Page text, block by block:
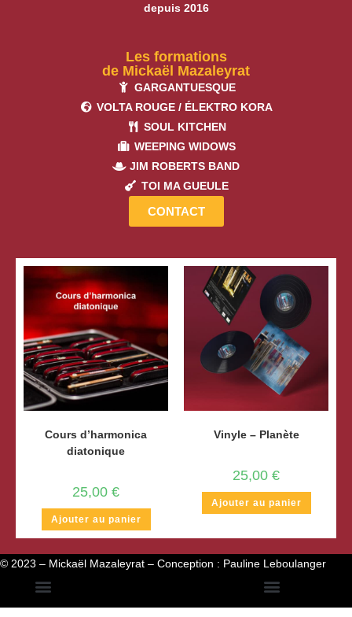
depuis 2016
Les formations
de Mickaël Mazaleyrat
GARGANTUESQUE
VOLTA ROUGE / ÉLEKTRO KORA
SOUL KITCHEN
WEEPING WIDOWS
JIM ROBERTS BAND
TOI MA GUEULE
CONTACT
Cours d’harmonica
diatonique
25,00 €
Ajouter au panier
Vinyle – Planète
25,00 €
Ajouter au panier
© 2023 – Mickaël Mazaleyrat – Conception : Pauline Leboulanger